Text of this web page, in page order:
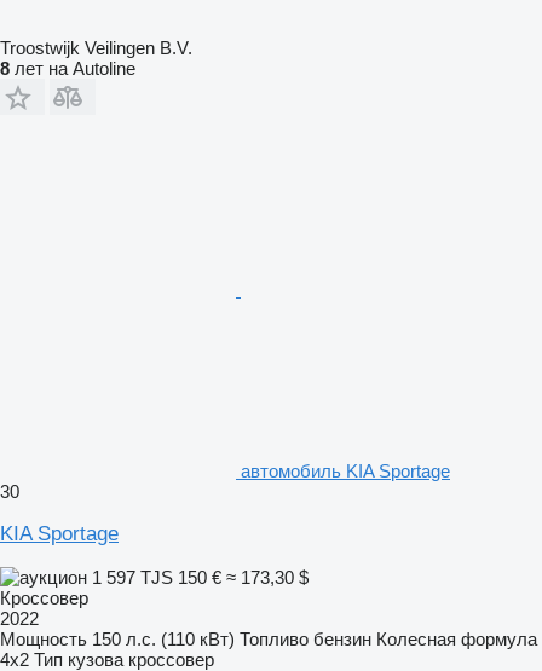
Troostwijk Veilingen B.V.
8 лет на Autoline
автомобиль KIA Sportage
30
KIA Sportage
1 597 TJS 150 € ≈ 173,30 $
Кроссовер
2022
Мощность 150 л.с. (110 кВт) Топливо бензин Колесная формула
4x2 Тип кузова кроссовер